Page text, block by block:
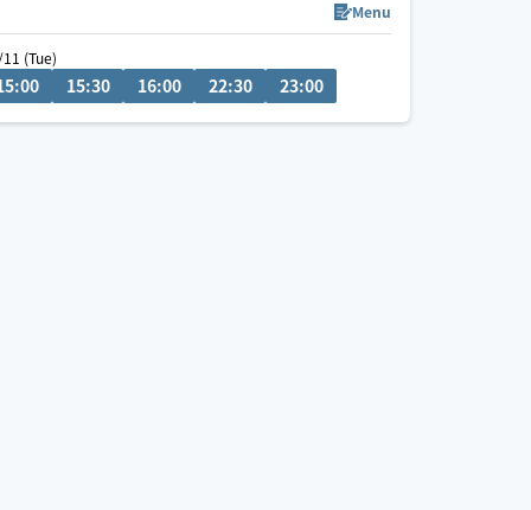
09:30 10:00 10:30 11:00 11:30
Menu
(Tue)
15:30 16:00 22:30 23:00